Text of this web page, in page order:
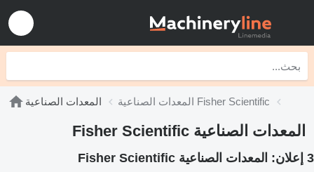
المعدات الصناعية المعدات الصناعية Fisher Scientific
المعدات الصناعية Fisher Scientific
3 إعلان: المعدات الصناعية Fisher Scientific